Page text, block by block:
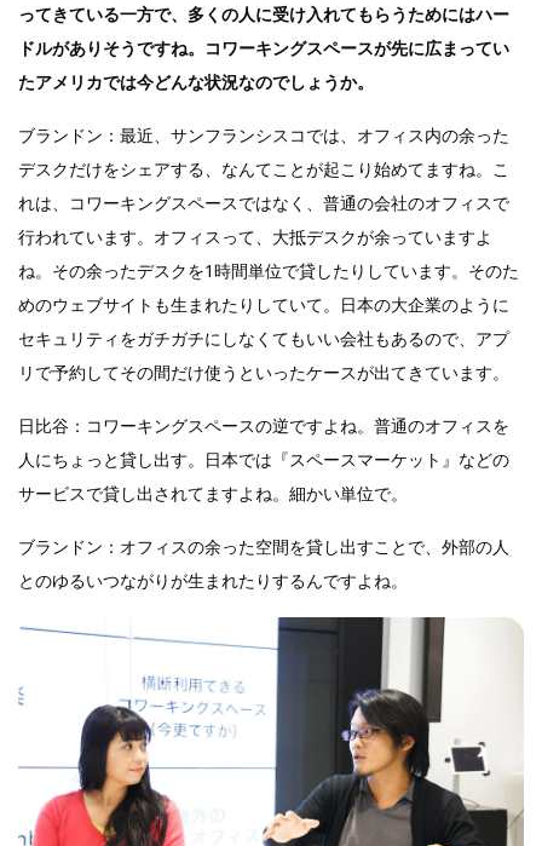
ってきている一方で、多くの人に受け入れてもらうためにはハー
ドルがありそうですね。コワーキングスペースが先に広まってい
たアメリカでは今どんな状況なのでしょうか。
ブランドン：最近、サンフランシスコでは、オフィス内の余った
デスクだけをシェアする、なんてことが起こり始めてますね。こ
れは、コワーキングスペースではなく、普通の会社のオフィスで
行われています。オフィスって、大抵デスクが余っていますよ
ね。その余ったデスクを1時間単位で貸したりしています。そのた
めのウェブサイトも生まれたりしていて。日本の大企業のように
セキュリティをガチガチにしなくてもいい会社もあるので、アプ
リで予約してその間だけ使うといったケースが出てきています。
日比谷：コワーキングスペースの逆ですよね。普通のオフィスを
人にちょっと貸し出す。日本では『スペースマーケット』などの
サービスで貸し出されてますよね。細かい単位で。
ブランドン：オフィスの余った空間を貸し出すことで、外部の人
とのゆるいつながりが生まれたりするんですよね。